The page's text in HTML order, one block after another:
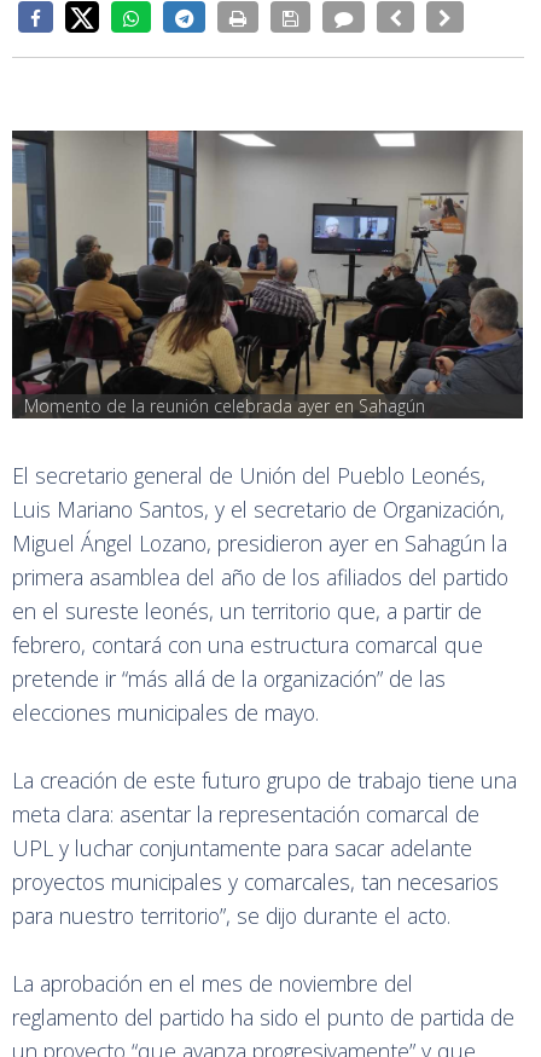
Momento de la reunión celebrada ayer en Sahagún
El secretario general de Unión del Pueblo Leonés,
Luis Mariano Santos, y el secretario de Organización,
Miguel Ángel Lozano, presidieron ayer en Sahagún la
primera asamblea del año de los afiliados del partido
en el sureste leonés, un territorio que, a partir de
febrero, contará con una estructura comarcal que
pretende ir “más allá de la organización” de las
elecciones municipales de mayo.
La creación de este futuro grupo de trabajo tiene una
meta clara: asentar la representación comarcal de
UPL y luchar conjuntamente para sacar adelante
proyectos municipales y comarcales, tan necesarios
para nuestro territorio”, se dijo durante el acto.
La aprobación en el mes de noviembre del
reglamento del partido ha sido el punto de partida de
un proyecto “que avanza progresivamente” y que